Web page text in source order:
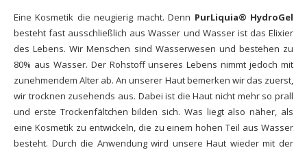
EineKosmetik die neugierig macht. Denn PurLiquia® HydroGel
besteht fast ausschließlich aus Wasser und Wasser ist das Elixier
des Lebens. Wir Menschen sind Wasserwesen und bestehen zu
80% aus Wasser. Der Rohstoff unseres Lebens nimmt jedoch mit
zunehmendem Alter ab. An unserer Haut bemerken wir das zuerst,
wir trocknen zusehends aus. Dabei ist die Haut nicht mehr so prall
und erste Trockenfältchen bilden sich. Was liegt also näher, als
eine Kosmetik zu entwickeln, die zu einem hohen Teil aus Wasser
besteht. Durch die Anwendung wird unsere Haut wieder mit der